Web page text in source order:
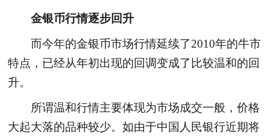
金银币行情逐步回升
而今年的金银币市场行情延续了2010年的牛市
特点，已经从年初出现的回调变成了比较温和的回
升。
所谓温和行情主要体现为市场成交一般，价格
大起大落的品种较少。如由于中国人民银行近期将